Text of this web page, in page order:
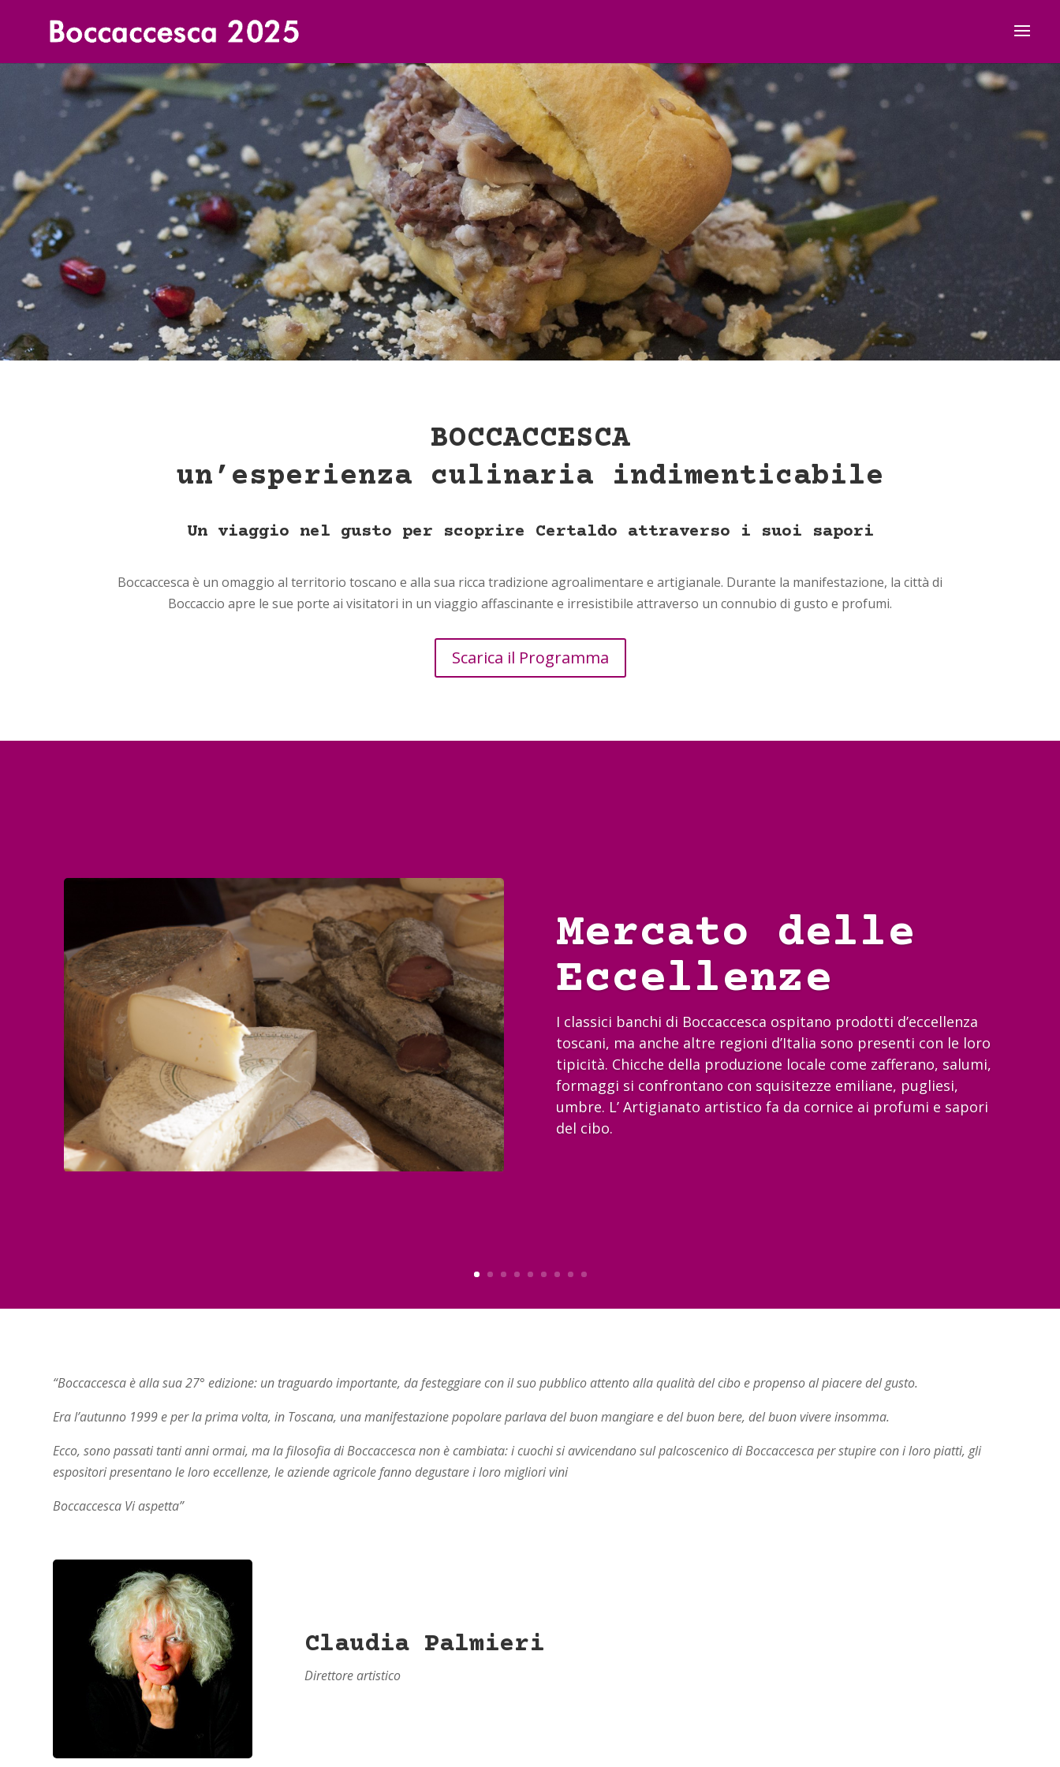
BOCCACCESCA
un’esperienza culinaria indimenticabile
Un viaggio nel gusto per scoprire Certaldo attraverso i suoi sapori
Boccaccesca è un omaggio al territorio toscano e alla sua ricca tradizione agroalimentare e artigianale. Durante la manifestazione, la città di
Boccaccio apre le sue porte ai visitatori in un viaggio affascinante e irresistibile attraverso un connubio di gusto e profumi.
Scarica il Programma
Mercato delle
Eccellenze
I classici banchi di Boccaccesca ospitano prodotti d’eccellenza
toscani, ma anche altre regioni d’Italia sono presenti con le loro
tipicità. Chicche della produzione locale come zafferano, salumi,
formaggi si confrontano con squisitezze emiliane, pugliesi,
umbre. L’ Artigianato artistico fa da cornice ai profumi e sapori
del cibo.
“Boccaccesca è alla sua 27° edizione: un traguardo importante, da festeggiare con il suo pubblico attento alla qualità del cibo e propenso al piacere del gusto.
Era l’autunno 1999 e per la prima volta, in Toscana, una manifestazione popolare parlava del buon mangiare e del buon bere, del buon vivere insomma.
Ecco, sono passati tanti anni ormai, ma la filosofia di Boccaccesca non è cambiata: i cuochi si avvicendano sul palcoscenico di Boccaccesca per stupire con i loro piatti, gli
espositori presentano le loro eccellenze, le aziende agricole fanno degustare i loro migliori vini
Boccaccesca Vi aspetta”
Claudia Palmieri
Direttore artistico